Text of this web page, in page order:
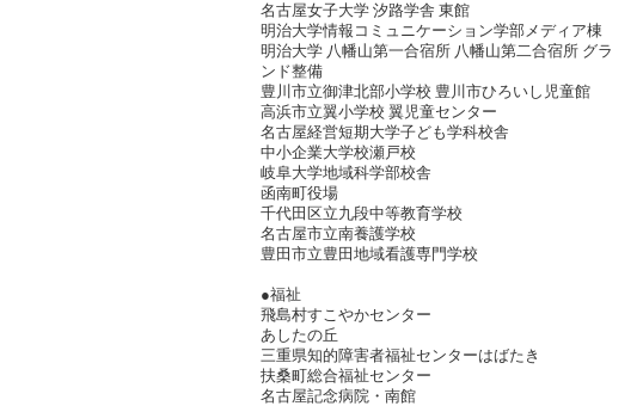
名古屋女子大学 汐路学舎 東館
明治大学情報コミュニケーション学部メディア棟
明治大学 八幡山第一合宿所 八幡山第二合宿所 グラ
ンド整備
豊川市立御津北部小学校 豊川市ひろいし児童館
高浜市立翼小学校 翼児童センター
名古屋経営短期大学子ども学科校舎
中小企業大学校瀬戸校
岐阜大学地域科学部校舎
函南町役場
千代田区立九段中等教育学校
名古屋市立南養護学校
豊田市立豊田地域看護専門学校
●福祉
飛島村すこやかセンター
あしたの丘
三重県知的障害者福祉センターはばたき
扶桑町総合福祉センター
名古屋記念病院・南館